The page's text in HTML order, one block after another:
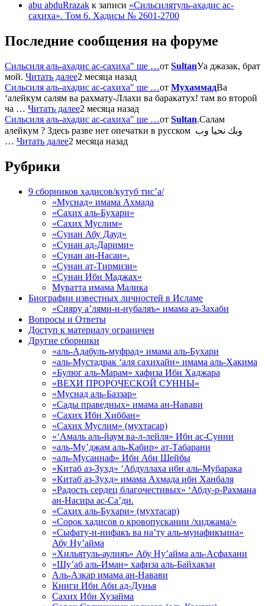
abu abduRrazak к записи «Сильсилятуль-ахадис ас-
сахиха». Том 6. Хадисы № 2601-2700
Последние сообщения на форуме
Сильсиля аль-ахадис ас-сахиха" ше …от SultanУа джазак, брат
мой. Читать далее2 месяца назад
Сильсиля аль-ахадис ас-сахиха" ше …от МухаммадВа
‘алейкум салям ва рахмату-Ллахи ва баракатух! там во второй
ча … Читать далее2 месяца назад
Сильсиля аль-ахадис ас-сахиха" ше …от Sultan.Салам
алейкум ? Здесь разве нет опечатки в русском وبك نحيا وب
… Читать далее2 месяца назад
Рубрики
9 сборников хадисов/кутуб тис’а/
«Муснад» имама Ахмада
«Сахих аль-Бухари»
«Сахих Муслим»
«Сунан Абу Дауд»
«Сунан ад-Дарими»
«Сунан ан-Насаи».
«Сунан ат-Тирмизи»
«Сунан Ибн Маджах»
Муватта имама Малика
Биографии известных личностей в Исламе
«Сияру а’лями-н-нубаляъ» имама аз-Захаби
Вопросы и Ответы
Доступ к материалу ограничен
Другие сборники
«аль-Адабуль-муфрад» имама аль-Бухари
«аль-Мустадрак ‘аля сахихайн» имама аль-Хакима
«Булюг аль-Марам» хафиза Ибн Хаджара
«ВЕХИ ПРОРОЧЕСКОЙ СУННЫ»
«Муснад аль-Баззар»
«Сады праведных» имама ан-Навави
«Сахих Ибн Хиббан»
«Сахих Муслим» (мухтасар)
«‘Амаль аль-йаум ва-л-лейля» Ибн ас-Сунни
«аль-Му’джам аль-Кабир» ат-Табарани
«аль-Мусаннаф» Ибн Аби Шейбы
«Китаб аз-Зухд» ‘Абдуллаха ибн аль-Мубарака
«Китаб аз-Зухд» имама Ахмада ибн Ханбаля
«Радость сердец благочестивых» ‘Абду-р-Рахмана
ан-Насира ас-Са’ди.
«Сахих аль-Бухари» (мухтасар)
«Сорок хадисов о кровопускании /хиджама/»
«Сыфату-н-нифакъ ва на’ту аль-мунафикъина»
Абу Ну’айма
«Хильятуль-аулияъ» Абу Ну’айма аль-Асфахани
«Шу’аб аль-Иман» хафиза аль-Байхакъи
Аль-Азкар имама ан-Навави
Книги Ибн Аби ад-Дунья
Сахих Ибн Хузайма